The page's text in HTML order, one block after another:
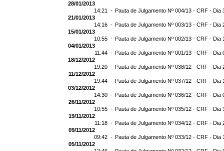
28/01/2013
14:21 - Pauta de Julgamento Nº 004/13 - CRF - Dia
21/01/2013
14:16 - Pauta de Julgamento Nº 003/13 - CRF - Dia
15/01/2013
10:55 - Pauta de Julgamento Nº 002/13 - CRF - Dia
04/01/2013
11:44 - Pauta de Julgamento Nº 001/13 - CRF - Dia
18/12/2012
19:20 - Pauta de Julgamento Nº 038/12 - CRF - Dia
11/12/2012
19:44 - Pauta de Julgamento Nº 037/12 - CRF - Dia
03/12/2012
14:30 - Pauta de Julgamento Nº 036/12 - CRF - Dia
26/11/2012
10:55 - Pauta de Julgamento Nº 035/12 - CRF - Dia
19/11/2012
11:18 - Pauta de Julgamento Nº 034/12 - CRF - Dia
09/11/2012
09:42 - Pauta de Julgamento Nº 033/12 - CRF - Dia
05/11/2012